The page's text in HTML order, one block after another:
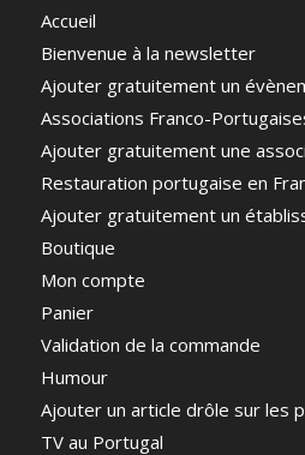
Accueil
Bienvenue à la newsletter
Ajouter gratuitement un
Associations Franco-
Ajouter gratuitement une
Restauration portugaise en
Ajouter gratuitement un
Boutique
Mon compte
Panier
Validation de la commande
Humour
Ajouter un article drôle sur les
TV au Portugal